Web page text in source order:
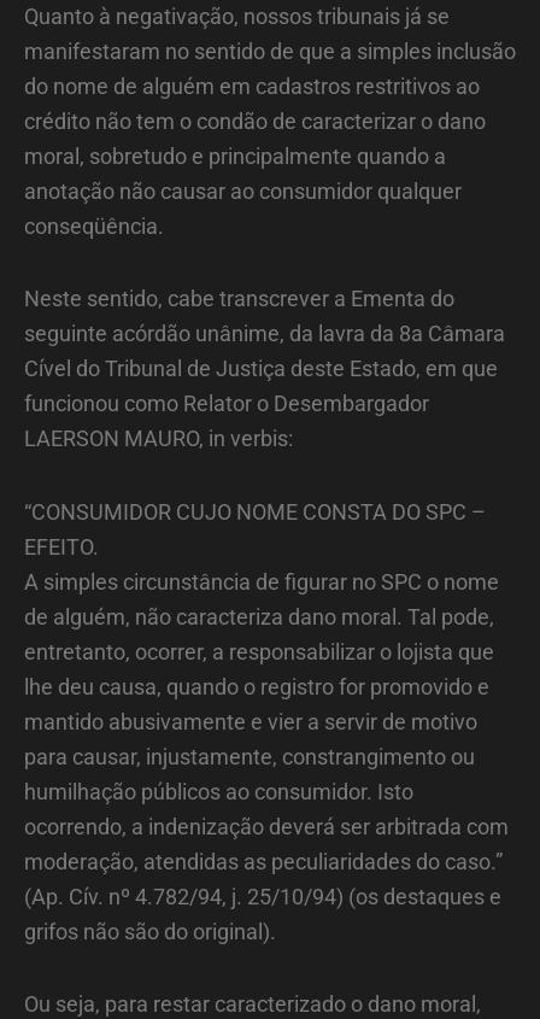
Quanto à negativação, nossos tribunais já se
manifestaram no sentido de que a simples inclusão
do nome de alguém em cadastros restritivos ao
crédito não tem o condão de caracterizar o dano
moral, sobretudo e principalmente quando a
anotação não causar ao consumidor qualquer
conseqüência.
Neste sentido, cabe transcrever a Ementa do
seguinte acórdão unânime, da lavra da 8a Câmara
Cível do Tribunal de Justiça deste Estado, em que
funcionou como Relator o Desembargador
LAERSON MAURO, in verbis:
“CONSUMIDOR CUJO NOME CONSTA DO SPC –
EFEITO.
A simples circunstância de figurar no SPC o nome
de alguém, não caracteriza dano moral. Tal pode,
entretanto, ocorrer, a responsabilizar o lojista que
lhe deu causa, quando o registro for promovido e
mantido abusivamente e vier a servir de motivo
para causar, injustamente, constrangimento ou
humilhação públicos ao consumidor. Isto
ocorrendo, a indenização deverá ser arbitrada com
moderação, atendidas as peculiaridades do caso.”
(Ap. Cív. nº 4.782/94, j. 25/10/94) (os destaques e
grifos não são do original).
Ou seja, para restar caracterizado o dano moral,